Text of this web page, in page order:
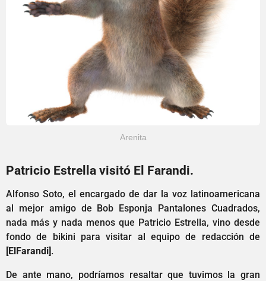
Arenita
Patricio Estrella visitó El Farandi.
Alfonso Soto, el encargado de dar la voz latinoamericana
al mejor amigo de Bob Esponja Pantalones Cuadrados,
nada más y nada menos que Patricio Estrella, vino desde
fondo de bikini para visitar al equipo de redacción de
[ElFarandi].
De ante mano, podríamos resaltar que tuvimos la gran